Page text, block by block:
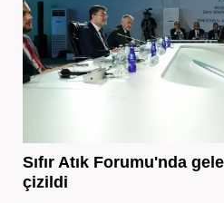
Sıfır Atık Forumu'nda
çizildi